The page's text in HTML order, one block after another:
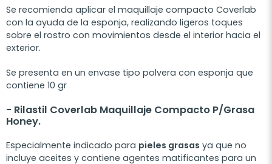
Se recomienda aplicar el maquillaje compacto Coverlab
con la ayuda de la esponja, realizando ligeros toques
sobre el rostro con movimientos desde el interior hacia el
exterior.
Se presenta en un envase tipo polvera con esponja que
contiene 10 gr
- Rilastil Coverlab Maquillaje Compacto P/Grasa
Honey.
Especialmente indicado para pieles grasas ya que no
incluye aceites y contiene agentes matificantes para un